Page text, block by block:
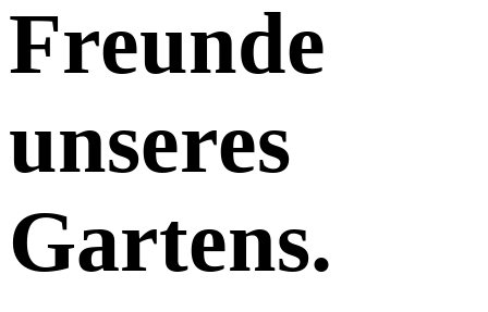
Freunde
unseres
Gartens.